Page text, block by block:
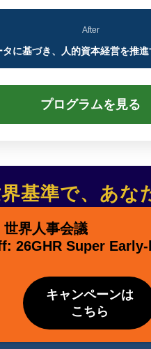
After
タに基づき、人的資本経営を推
プログラムを見る
基準で、あな
Global HRの
分で診断する
世界人事会議
26GHR Super
キャンペーンは
こちら
イトでは Cookie を使用しています
、Cookie の使用を承諾したものとみ
OK
Privacy Policy